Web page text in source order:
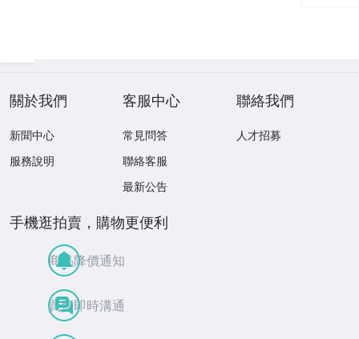
關於我們
新聞中心
服務說明
客服中心
常見問答
聯絡客服
最新公告
聯絡我們
人才招募
手機逛拍賣，購物更便利
商品降價通知
買賣即時溝通